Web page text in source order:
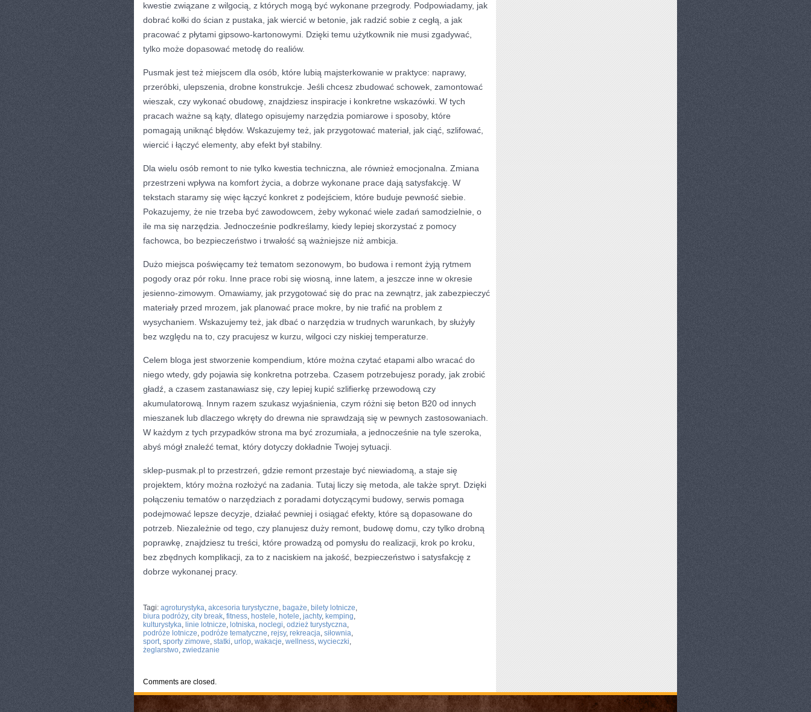
kwestie związane z wilgocią, z których mogą być wykonane przegrody. Podpowiadamy, jak
dobrać kołki do ścian z pustaka, jak wiercić w betonie, jak radzić sobie z cegłą, a jak
pracować z płytami gipsowo-kartonowymi. Dzięki temu użytkownik nie musi zgadywać,
tylko może dopasować metodę do realiów.
Pusmak jest też miejscem dla osób, które lubią majsterkowanie w praktyce: naprawy,
przeróbki, ulepszenia, drobne konstrukcje. Jeśli chcesz zbudować schowek, zamontować
wieszak, czy wykonać obudowę, znajdziesz inspiracje i konkretne wskazówki. W tych
pracach ważne są kąty, dlatego opisujemy narzędzia pomiarowe i sposoby, które
pomagają uniknąć błędów. Wskazujemy też, jak przygotować materiał, jak ciąć, szlifować,
wiercić i łączyć elementy, aby efekt był stabilny.
Dla wielu osób remont to nie tylko kwestia techniczna, ale również emocjonalna. Zmiana
przestrzeni wpływa na komfort życia, a dobrze wykonane prace dają satysfakcję. W
tekstach staramy się więc łączyć konkret z podejściem, które buduje pewność siebie.
Pokazujemy, że nie trzeba być zawodowcem, żeby wykonać wiele zadań samodzielnie, o
ile ma się narzędzia. Jednocześnie podkreślamy, kiedy lepiej skorzystać z pomocy
fachowca, bo bezpieczeństwo i trwałość są ważniejsze niż ambicja.
Dużo miejsca poświęcamy też tematom sezonowym, bo budowa i remont żyją rytmem
pogody oraz pór roku. Inne prace robi się wiosną, inne latem, a jeszcze inne w okresie
jesienno-zimowym. Omawiamy, jak przygotować się do prac na zewnątrz, jak zabezpieczyć
materiały przed mrozem, jak planować prace mokre, by nie trafić na problem z
wysychaniem. Wskazujemy też, jak dbać o narzędzia w trudnych warunkach, by służyły
bez względu na to, czy pracujesz w kurzu, wilgoci czy niskiej temperaturze.
Celem bloga jest stworzenie kompendium, które można czytać etapami albo wracać do
niego wtedy, gdy pojawia się konkretna potrzeba. Czasem potrzebujesz porady, jak zrobić
gładź, a czasem zastanawiasz się, czy lepiej kupić szlifierkę przewodową czy
akumulatorową. Innym razem szukasz wyjaśnienia, czym różni się beton B20 od innych
mieszanek lub dlaczego wkręty do drewna nie sprawdzają się w pewnych zastosowaniach.
W każdym z tych przypadków strona ma być zrozumiała, a jednocześnie na tyle szeroka,
abyś mógł znaleźć temat, który dotyczy dokładnie Twojej sytuacji.
sklep-pusmak.pl to przestrzeń, gdzie remont przestaje być niewiadomą, a staje się
projektem, który można rozłożyć na zadania. Tutaj liczy się metoda, ale także spryt. Dzięki
połączeniu tematów o narzędziach z poradami dotyczącymi budowy, serwis pomaga
podejmować lepsze decyzje, działać pewniej i osiągać efekty, które są dopasowane do
potrzeb. Niezależnie od tego, czy planujesz duży remont, budowę domu, czy tylko drobną
poprawkę, znajdziesz tu treści, które prowadzą od pomysłu do realizacji, krok po kroku,
bez zbędnych komplikacji, za to z naciskiem na jakość, bezpieczeństwo i satysfakcję z
dobrze wykonanej pracy.
Tagi: agroturystyka, akcesoria turystyczne, bagaże, bilety lotnicze,
biura podróży, city break, fitness, hostele, hotele, jachty, kemping,
kulturystyka, linie lotnicze, lotniska, noclegi, odzież turystyczna,
podróże lotnicze, podróże tematyczne, rejsy, rekreacja, siłownia,
sport, sporty zimowe, statki, urlop, wakacje, wellness, wycieczki,
żeglarstwo, zwiedzanie
Comments are closed.